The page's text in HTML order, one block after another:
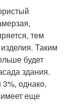
тем
Таким
будет
здания.
однако,
имеет еще